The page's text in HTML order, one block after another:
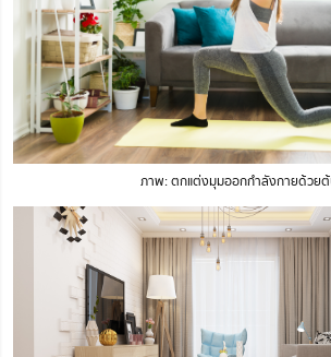
ภาพ: ตกแต่งมุมออกกำลังกายด้วยต้